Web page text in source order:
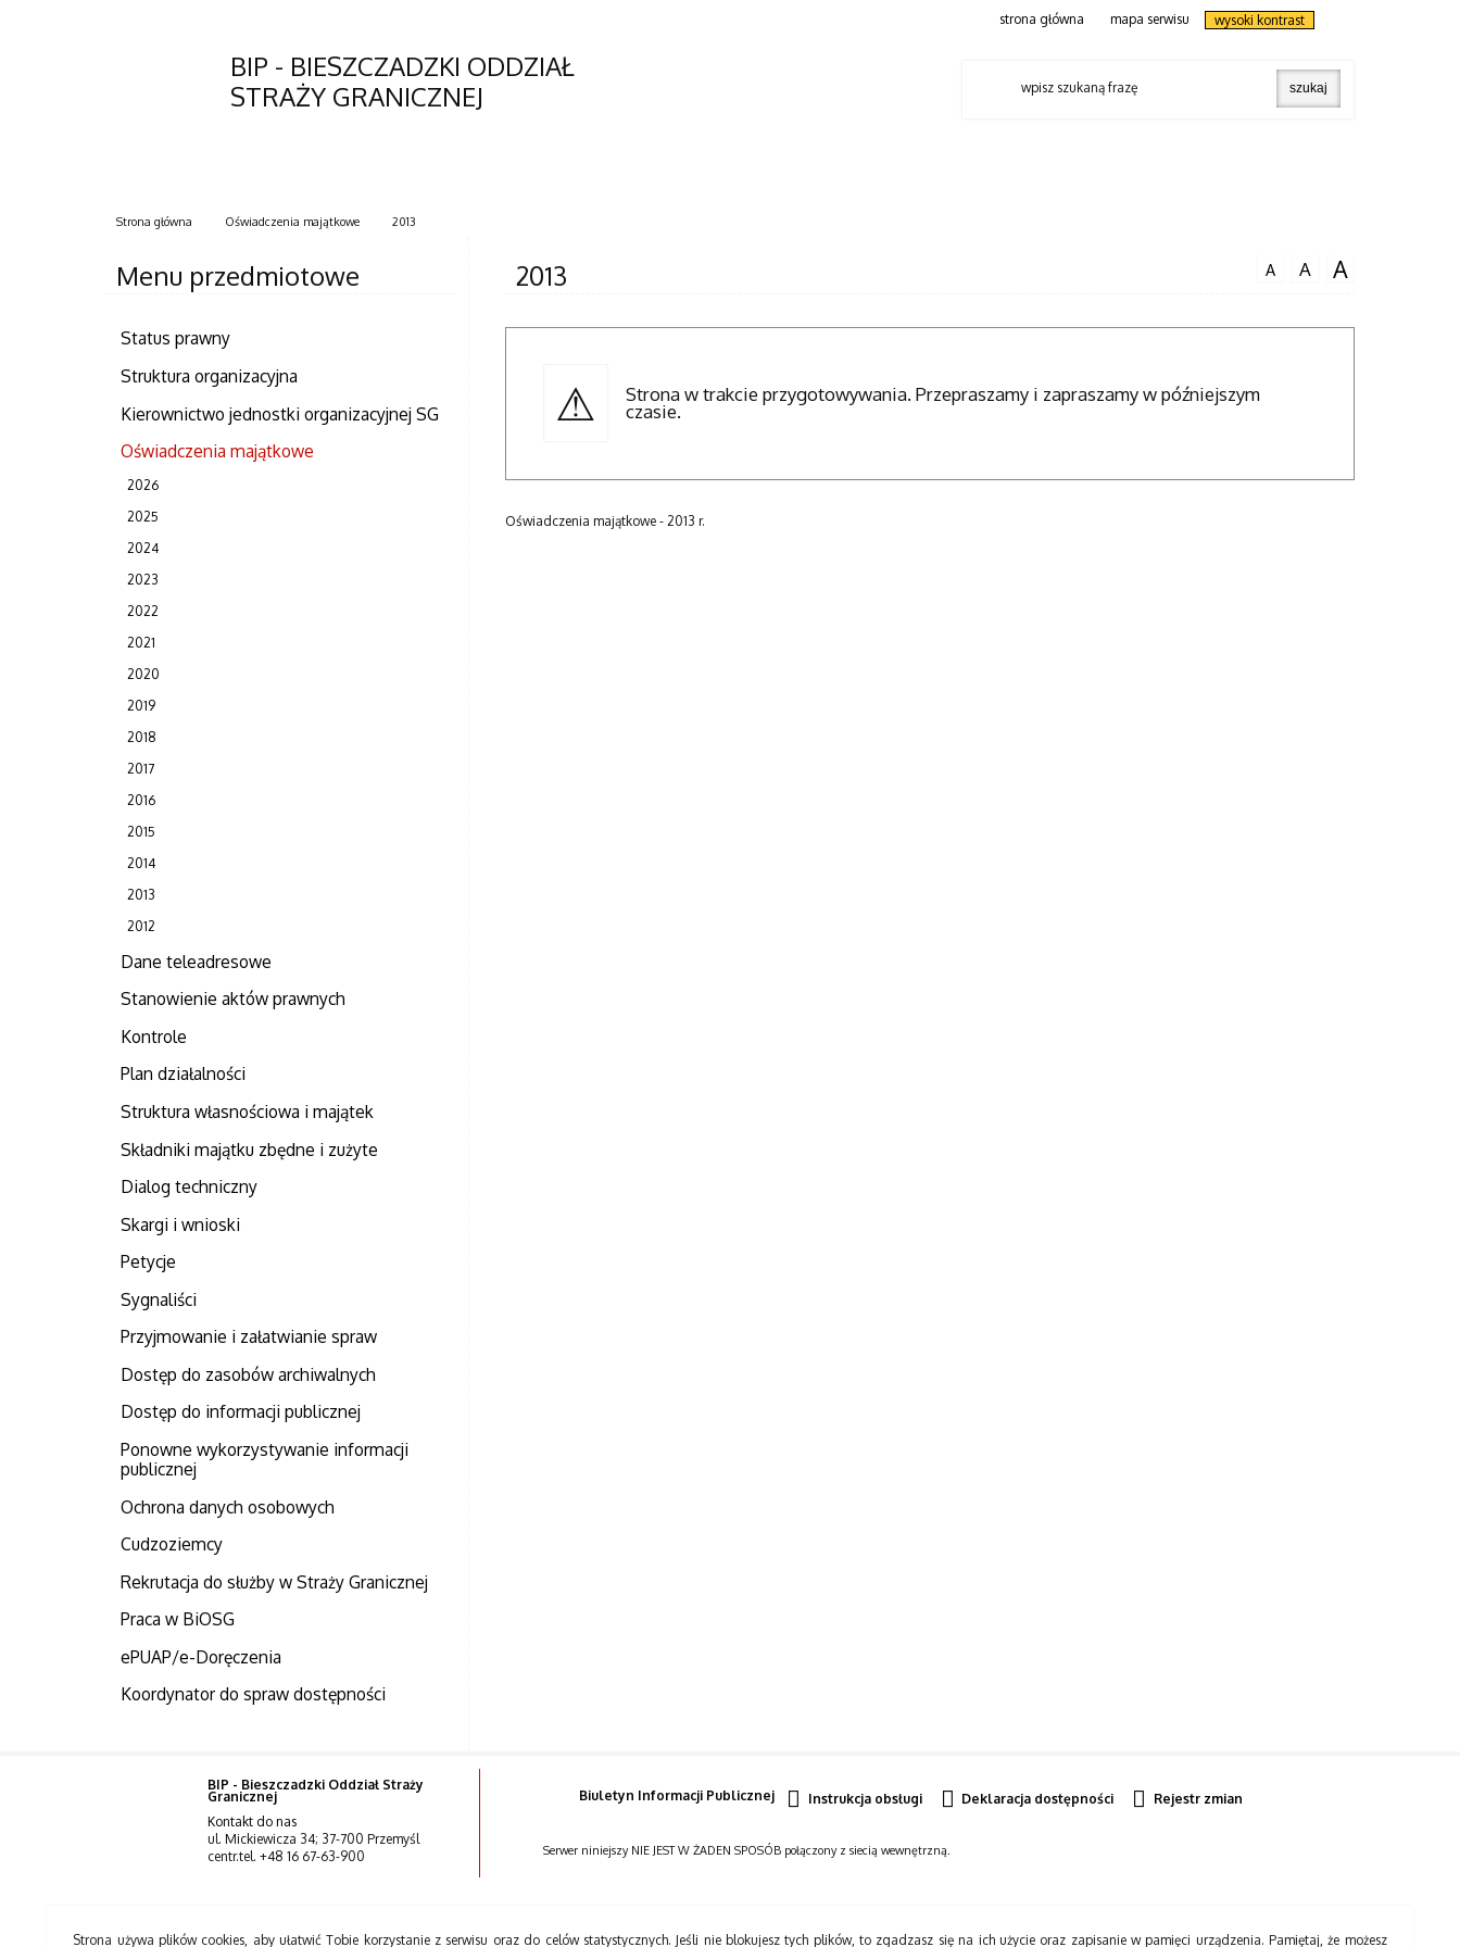
BIP - BIESZCZADZKI ODDZIAŁ
STRAŻY GRANICZNEJ
strona główna mapa serwisu wysoki kontrast
wpisz szukaną frazę
Strona główna Oświadczenia majątkowe 2013
Menu przedmiotowe
Status prawny
Struktura organizacyjna
Kierownictwo jednostki organizacyjnej SG
Oświadczenia majątkowe
2026
2025
2024
2023
2022
2021
2020
2019
2018
2017
2016
2015
2014
2013
2012
Dane teleadresowe
Stanowienie aktów prawnych
Kontrole
Plan działalności
Struktura własnościowa i majątek
Składniki majątku zbędne i zużyte
Dialog techniczny
Skargi i wnioski
Petycje
Sygnaliści
Przyjmowanie i załatwianie spraw
Dostęp do zasobów archiwalnych
Dostęp do informacji publicznej
Ponowne wykorzystywanie informacji
publicznej
Ochrona danych osobowych
Cudzoziemcy
Rekrutacja do służby w Straży Granicznej
Praca w BiOSG
ePUAP/e-Doręczenia
Koordynator do spraw dostępności
2013 A A A
Strona w trakcie przygotowywania. Przepraszamy i zapraszamy w późniejszym
czasie.
Oświadczenia majątkowe - 2013 r.
BIP - Bieszczadzki Oddział Straży
Granicznej
Kontakt do nas
ul. Mickiewicza 34; 37-700 Przemyśl
centr.tel. +48 16 67-63-900
Biuletyn Informacji Publicznej Instrukcja obsługi Deklaracja dostępności Rejestr zmian
Serwer niniejszy NIE JEST W ŻADEN SPOSÓB połączony z siecią wewnętrzną.
Strona używa plików cookies, aby ułatwić Tobie korzystanie z serwisu oraz do celów statystycznych. Jeśli nie blokujesz tych plików, to zgadzasz się na ich użycie oraz zapisanie w pamięci urządzenia. Pamiętaj, że możesz